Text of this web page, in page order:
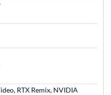
RTX Remix, NVIDIA